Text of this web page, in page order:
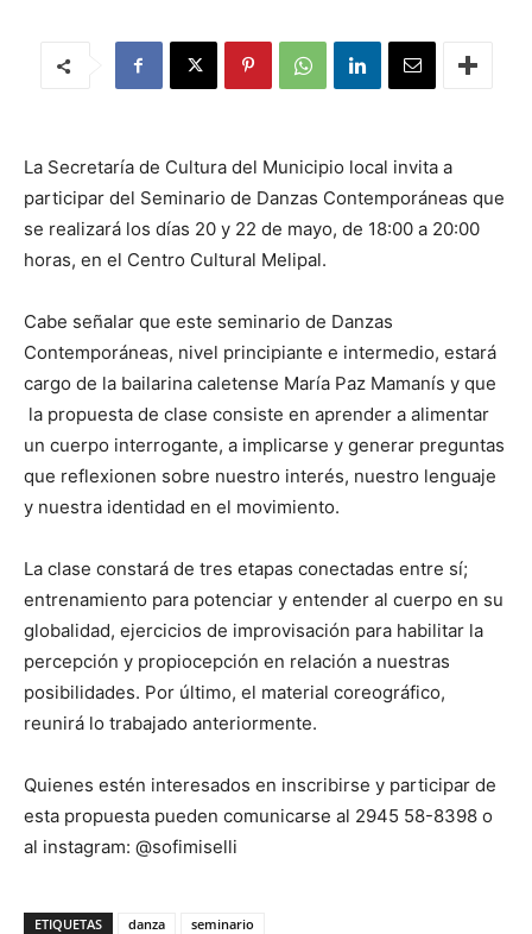
La Secretaría de Cultura del Municipio local invita a
participar del Seminario de Danzas Contemporáneas que
se realizará los días 20 y 22 de mayo, de 18:00 a 20:00
horas, en el Centro Cultural Melipal.
Cabe señalar que este seminario de Danzas
Contemporáneas, nivel principiante e intermedio, estará
cargo de la bailarina caletense María Paz Mamanís y que
la propuesta de clase consiste en aprender a alimentar
un cuerpo interrogante, a implicarse y generar preguntas
que reflexionen sobre nuestro interés, nuestro lenguaje
y nuestra identidad en el movimiento.
La clase constará de tres etapas conectadas entre sí;
entrenamiento para potenciar y entender al cuerpo en su
globalidad, ejercicios de improvisación para habilitar la
percepción y propiocepción en relación a nuestras
posibilidades. Por último, el material coreográfico,
reunirá lo trabajado anteriormente.
Quienes estén interesados en inscribirse y participar de
esta propuesta pueden comunicarse al 2945 58-8398 o
al instagram: @sofimiselli
ETIQUETAS danza seminario